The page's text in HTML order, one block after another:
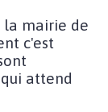
la mairie de
c'est
attend